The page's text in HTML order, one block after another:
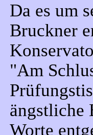
Da es um
Bruckner
"Am
ängstliche
Worte